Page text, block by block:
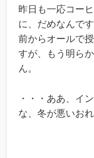
昨日も一応コー
に、だめなんで
前からオールで
すが、もう明ら
ん。
・・・ああ、イ
な、冬が悪いお